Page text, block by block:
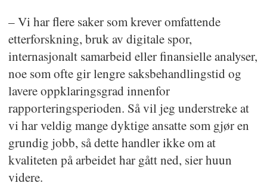
– Vi har flere saker som krever omfattende
etterforskning, bruk av digitale spor,
internasjonalt samarbeid eller finansielle analyser,
noe som ofte gir lengre saksbehandlingstid og
lavere oppklaringsgrad innenfor
rapporteringsperioden. Så vil jeg understreke at
vi har veldig mange dyktige ansatte som gjør en
grundig jobb, så dette handler ikke om at
kvaliteten på arbeidet har gått ned, sier huun
videre.